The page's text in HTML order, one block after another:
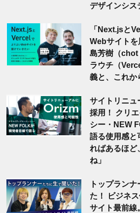
デザインシス
「Next.jsと
Webサイト
島芳樹（chot
ラウチ（
義と、これか
サイトリニュ
採用！ クリ
シー・NEW
語る使用感と
ればあるほど
ね」
トップラン
た！ ビジネ
サイト最前線